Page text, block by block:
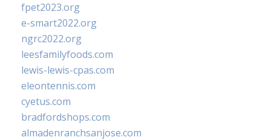
fpet2023.org
e-smart2022.org
ngrc2022.org
leesfamilyfoods.com
lewis-lewis-cpas.com
eleontennis.com
cyetus.com
bradfordshops.com
almadenranchsanjose.com